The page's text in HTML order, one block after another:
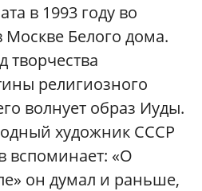
в 1993 году во
Москве Белого дома.
творчества
религиозного
волнует образ Иуды.
художник СССР
вспоминает: «О
он думал и раньше,